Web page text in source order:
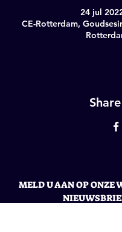
24 jul
CE-Rotterdam,
MELD U AAN OP ONZE